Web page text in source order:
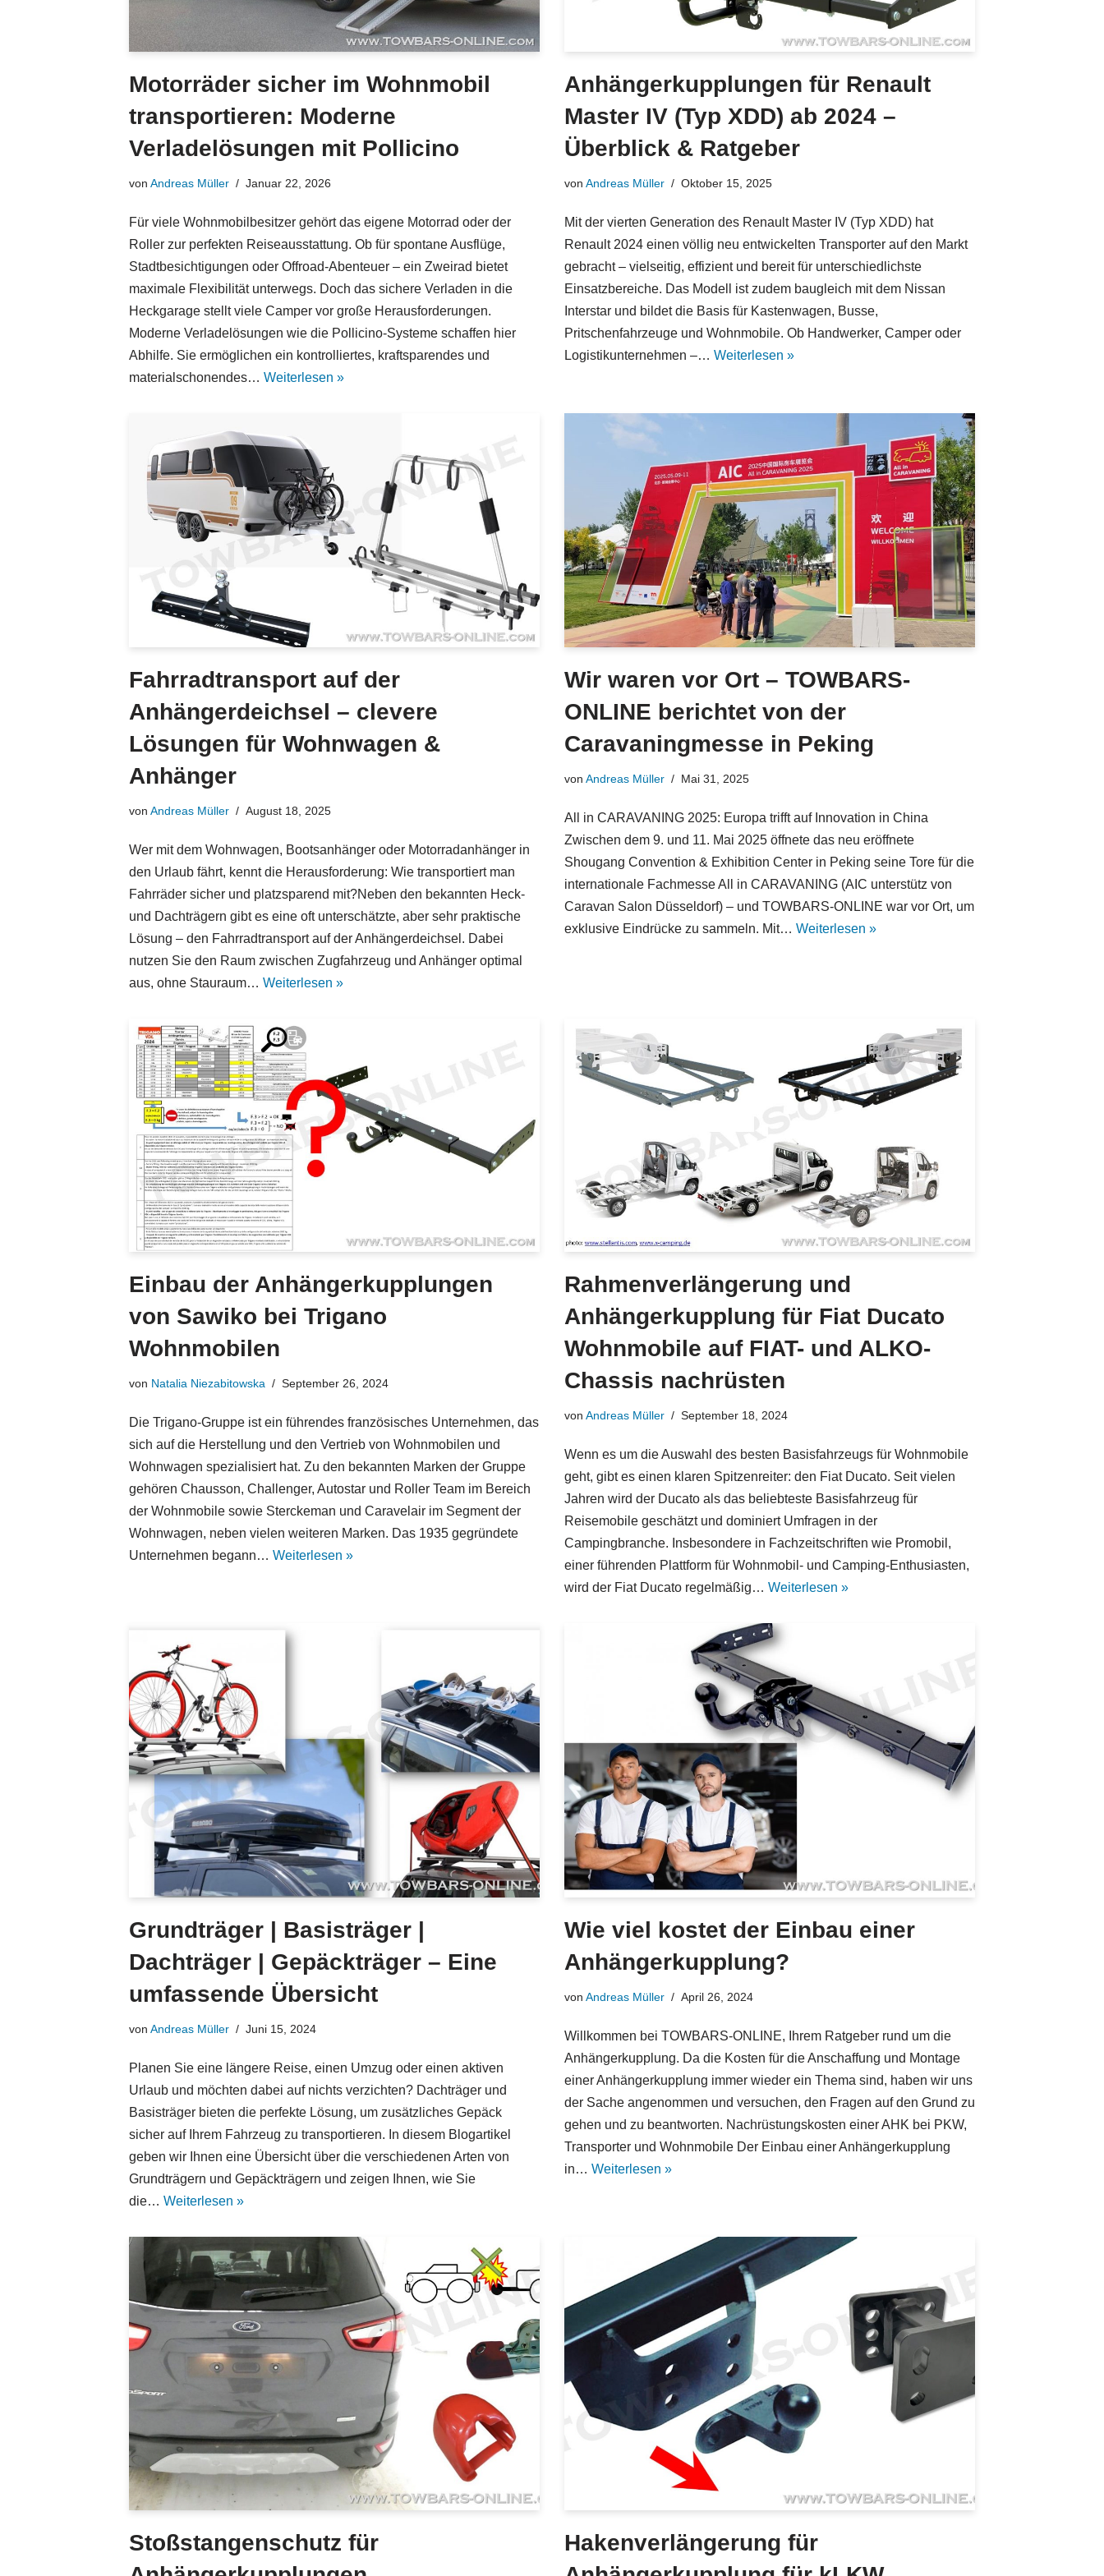
Motorräder sicher im Wohnmobil
transportieren: Moderne
Verladelösungen mit Pollicino
von Andreas Müller Januar 22, 2026
Für viele Wohnmobilbesitzer gehört das eigene Motorrad oder der
Roller zur perfekten Reiseausstattung. Ob für spontane Ausflüge,
Stadtbesichtigungen oder Offroad-Abenteuer – ein Zweirad bietet
maximale Flexibilität unterwegs. Doch das sichere Verladen in die
Heckgarage stellt viele Camper vor große Herausforderungen.
Moderne Verladelösungen wie die Pollicino-Systeme schaffen hier
Abhilfe. Sie ermöglichen ein kontrolliertes, kraftsparendes und
materialschonendes… Weiterlesen »
Anhängerkupplungen für Renault
Master IV (Typ XDD) ab 2024 –
Überblick & Ratgeber
von Andreas Müller Oktober 15, 2025
Mit der vierten Generation des Renault Master IV (Typ XDD) hat
Renault 2024 einen völlig neu entwickelten Transporter auf den Markt
gebracht – vielseitig, effizient und bereit für unterschiedlichste
Einsatzbereiche. Das Modell ist zudem baugleich mit dem Nissan
Interstar und bildet die Basis für Kastenwagen, Busse,
Pritschenfahrzeuge und Wohnmobile. Ob Handwerker, Camper oder
Logistikunternehmen –… Weiterlesen »
Fahrradtransport auf der
Anhängerdeichsel – clevere
Lösungen für Wohnwagen &
Anhänger
von Andreas Müller August 18, 2025
Wer mit dem Wohnwagen, Bootsanhänger oder Motorradanhänger in
den Urlaub fährt, kennt die Herausforderung: Wie transportiert man
Fahrräder sicher und platzsparend mit?Neben den bekannten Heck-
und Dachträgern gibt es eine oft unterschätzte, aber sehr praktische
Lösung – den Fahrradtransport auf der Anhängerdeichsel. Dabei
nutzen Sie den Raum zwischen Zugfahrzeug und Anhänger optimal
aus, ohne Stauraum… Weiterlesen »
Wir waren vor Ort – TOWBARS-
ONLINE berichtet von der
Caravaningmesse in Peking
von Andreas Müller Mai 31, 2025
All in CARAVANING 2025: Europa trifft auf Innovation in China
Zwischen dem 9. und 11. Mai 2025 öffnete das neu eröffnete
Shougang Convention & Exhibition Center in Peking seine Tore für die
internationale Fachmesse All in CARAVANING (AIC unterstütz von
Caravan Salon Düsseldorf) – und TOWBARS-ONLINE war vor Ort, um
exklusive Eindrücke zu sammeln. Mit… Weiterlesen »
Einbau der Anhängerkupplungen
von Sawiko bei Trigano
Wohnmobilen
von Natalia Niezabitowska September 26, 2024
Die Trigano-Gruppe ist ein führendes französisches Unternehmen, das
sich auf die Herstellung und den Vertrieb von Wohnmobilen und
Wohnwagen spezialisiert hat. Zu den bekannten Marken der Gruppe
gehören Chausson, Challenger, Autostar und Roller Team im Bereich
der Wohnmobile sowie Sterckeman und Caravelair im Segment der
Wohnwagen, neben vielen weiteren Marken. Das 1935 gegründete
Unternehmen begann… Weiterlesen »
Rahmenverlängerung und
Anhängerkupplung für Fiat Ducato
Wohnmobile auf FIAT- und ALKO-
Chassis nachrüsten
von Andreas Müller September 18, 2024
Wenn es um die Auswahl des besten Basisfahrzeugs für Wohnmobile
geht, gibt es einen klaren Spitzenreiter: den Fiat Ducato. Seit vielen
Jahren wird der Ducato als das beliebteste Basisfahrzeug für
Reisemobile geschätzt und dominiert Umfragen in der
Campingbranche. Insbesondere in Fachzeitschriften wie Promobil,
einer führenden Plattform für Wohnmobil- und Camping-Enthusiasten,
wird der Fiat Ducato regelmäßig… Weiterlesen »
Grundträger | Basisträger |
Dachträger | Gepäckträger – Eine
umfassende Übersicht
von Andreas Müller Juni 15, 2024
Planen Sie eine längere Reise, einen Umzug oder einen aktiven
Urlaub und möchten dabei auf nichts verzichten? Dachträger und
Basisträger bieten die perfekte Lösung, um zusätzliches Gepäck
sicher auf Ihrem Fahrzeug zu transportieren. In diesem Blogartikel
geben wir Ihnen eine Übersicht über die verschiedenen Arten von
Grundträgern und Gepäckträgern und zeigen Ihnen, wie Sie
die… Weiterlesen »
Wie viel kostet der Einbau einer
Anhängerkupplung?
von Andreas Müller April 26, 2024
Willkommen bei TOWBARS-ONLINE, Ihrem Ratgeber rund um die
Anhängerkupplung. Da die Kosten für die Anschaffung und Montage
einer Anhängerkupplung immer wieder ein Thema sind, haben wir uns
der Sache angenommen und versuchen, den Fragen auf den Grund zu
gehen und zu beantworten. Nachrüstungskosten einer AHK bei PKW,
Transporter und Wohnmobile Der Einbau einer Anhängerkupplung
in… Weiterlesen »
Stoßstangenschutz für
Hakenverlängerung für